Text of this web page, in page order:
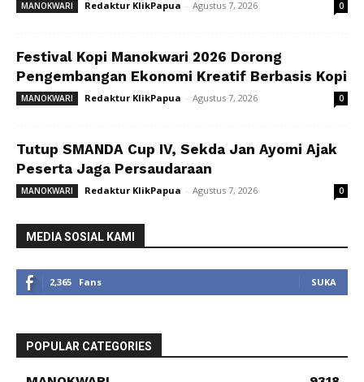
MANOKWARI Redaktur KlikPapua - Agustus 7, 2026 0
Festival Kopi Manokwari 2026 Dorong
Pengembangan Ekonomi Kreatif Berbasis Kopi
MANOKWARI Redaktur KlikPapua - Agustus 7, 2026 0
Tutup SMANDA Cup IV, Sekda Jan Ayomi Ajak
Peserta Jaga Persaudaraan
MANOKWARI Redaktur KlikPapua - Agustus 7, 2026 0
MEDIA SOSIAL KAMI
2,365 Fans SUKA
POPULAR CATEGORIES